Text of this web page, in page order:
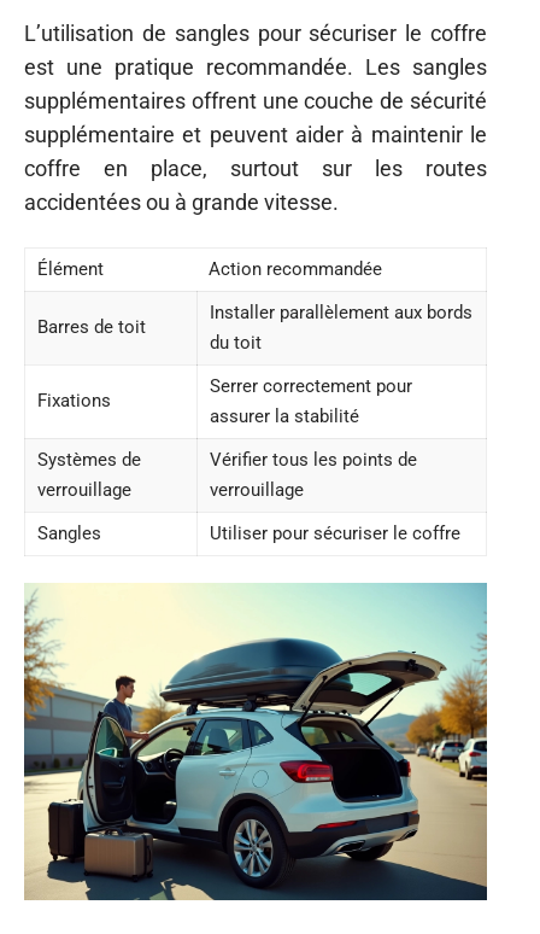
L’utilisation de sangles pour sécuriser le coffre
est une pratique recommandée. Les sangles
supplémentaires offrent une couche de sécurité
supplémentaire et peuvent aider à maintenir le
coffre en place, surtout sur les routes
accidentées ou à grande vitesse.
Élément Action recommandée
Barres de toit
Installer parallèlement aux bords
du toit
Fixations
Serrer correctement pour
assurer la stabilité
Systèmes de
verrouillage
Vérifier tous les points de
verrouillage
Sangles
Utiliser pour sécuriser le coffre